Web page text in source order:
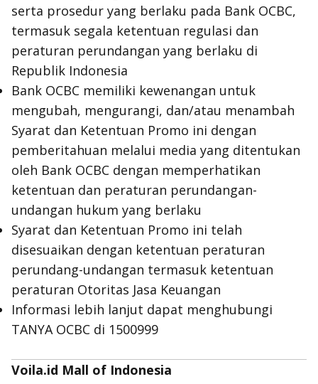
serta prosedur yang berlaku pada Bank OCBC,
termasuk segala ketentuan regulasi dan
peraturan perundangan yang berlaku di
Republik Indonesia
Bank OCBC memiliki kewenangan untuk
mengubah, mengurangi, dan/atau menambah
Syarat dan Ketentuan Promo ini dengan
pemberitahuan melalui media yang ditentukan
oleh Bank OCBC dengan memperhatikan
ketentuan dan peraturan perundangan-
undangan hukum yang berlaku
Syarat dan Ketentuan Promo ini telah
disesuaikan dengan ketentuan peraturan
perundang-undangan termasuk ketentuan
peraturan Otoritas Jasa Keuangan
Informasi lebih lanjut dapat menghubungi
TANYA OCBC di 1500999
Voila.id Mall of Indonesia